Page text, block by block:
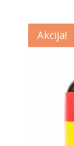
25,00
Akcija!